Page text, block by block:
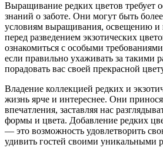
Выращивание редких цветов требует
знаний о заботе. Они могут быть
условиям выращивания, освещению и
перед разведением экзотических
ознакомиться с особыми
если правильно ухаживать за такими
порадовать вас своей прекрасной
Владение коллекцией редких и
жизнь ярче и интереснее. Они
впечатления, заставляя нас
формы и цвета. Добавление редких
— это возможность удовлетворить
удивить гостей своими уникальными